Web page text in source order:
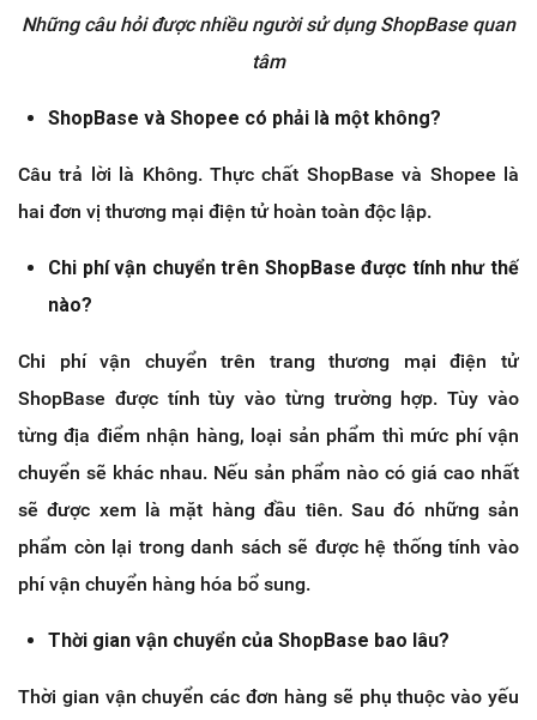
Những câu hỏi được nhiều người sử dụng ShopBase quan
tâm
ShopBase và Shopee có phải là một không?
Câu trả lời là Không. Thực chất ShopBase và Shopee là
hai đơn vị thương mại điện tử hoàn toàn độc lập.
Chi phí vận chuyển trên ShopBase được tính như thế
nào?
Chi phí vận chuyển trên trang thương mại điện tử
ShopBase được tính tùy vào từng trường hợp. Tùy vào
từng địa điểm nhận hàng, loại sản phẩm thì mức phí vận
chuyển sẽ khác nhau. Nếu sản phẩm nào có giá cao nhất
sẽ được xem là mặt hàng đầu tiên. Sau đó những sản
phẩm còn lại trong danh sách sẽ được hệ thống tính vào
phí vận chuyển hàng hóa bổ sung.
Thời gian vận chuyển của ShopBase bao lâu?
Thời gian vận chuyển các đơn hàng sẽ phụ thuộc vào yếu